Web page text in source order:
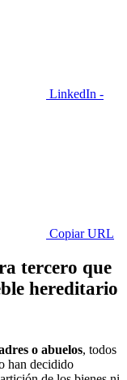
LinkedIn -
Copiar URL
tercero que
hereditario
o abuelos, todos
han decidido